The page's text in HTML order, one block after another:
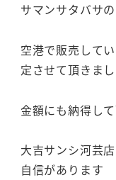
サマンサタバサ
空港で販売して
定させて頂きま
金額にも納得し
大吉サンシ河芸
自信があります